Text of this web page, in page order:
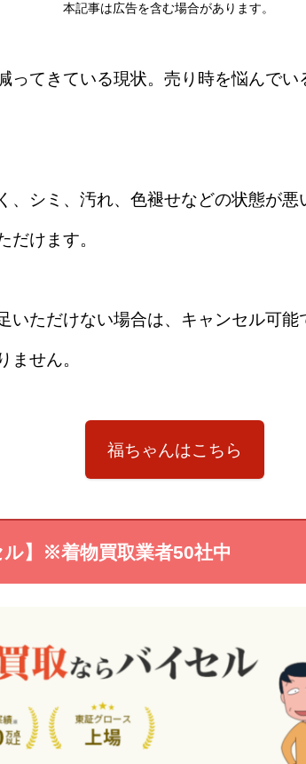
本記事は広告を含む場合があります。
ってきている現状。売り時を悩んで
、シミ、汚れ、色褪せなどの状態が
だけます。
いただけない場合は、キャンセル可
ません。
福ちゃんはこちら
】※着物買取業者50社中